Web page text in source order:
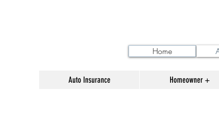
Home
Auto Insurance Homeowner +